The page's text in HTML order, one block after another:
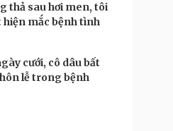
thả sau hơi men, tôi
mắc bệnh tình
cưới, cô dâu bất
lễ trong bệnh